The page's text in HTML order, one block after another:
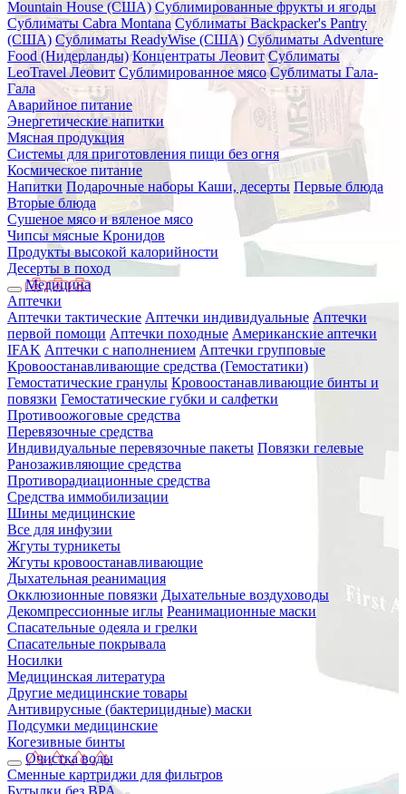
Mountain House (США) Сублимированные фрукты и ягоды
Сублиматы Cabra Montana Сублиматы Backpacker's Pantry
(США) Сублиматы ReadyWise (США) Сублиматы Adventure
Food (Нидерланды) Концентраты Леовит Сублиматы
LeoTravel Леовит Сублимированное мясо Сублиматы Гала-
Гала
Аварийное питание
Энергетические напитки
Мясная продукция
Системы для приготовления пищи без огня
Космическое питание
Напитки Подарочные наборы Каши, десерты Первые блюда
Вторые блюда
Сушеное мясо и вяленое мясо
Чипсы мясные Кронидов
Продукты высокой калорийности
Десерты в поход
Медицина
Аптечки
Аптечки тактические Аптечки индивидуальные Аптечки
первой помощи Аптечки походные Американские аптечки
IFAK Аптечки с наполнением Аптечки групповые
Кровоостанавливающие средства (Гемостатики)
Гемостатические гранулы Кровоостанавливающие бинты и
повязки Гемостатические губки и салфетки
Противоожоговые средства
Перевязочные средства
Индивидуальные перевязочные пакеты Повязки гелевые
Ранозаживляющие средства
Противорадиационные средства
Средства иммобилизации
Шины медицинские
Все для инфузии
Жгуты турникеты
Жгуты кровоостанавливающие
Дыхательная реанимация
Окклюзионные повязки Дыхательные воздуховоды
Декомпрессионные иглы Реанимационные маски
Спасательные одеяла и грелки
Спасательные покрывала
Носилки
Медицинская литература
Другие медицинские товары
Антивирусные (бактерицидные) маски
Подсумки медицинские
Когезивные бинты
Очистка воды
Сменные картриджи для фильтров